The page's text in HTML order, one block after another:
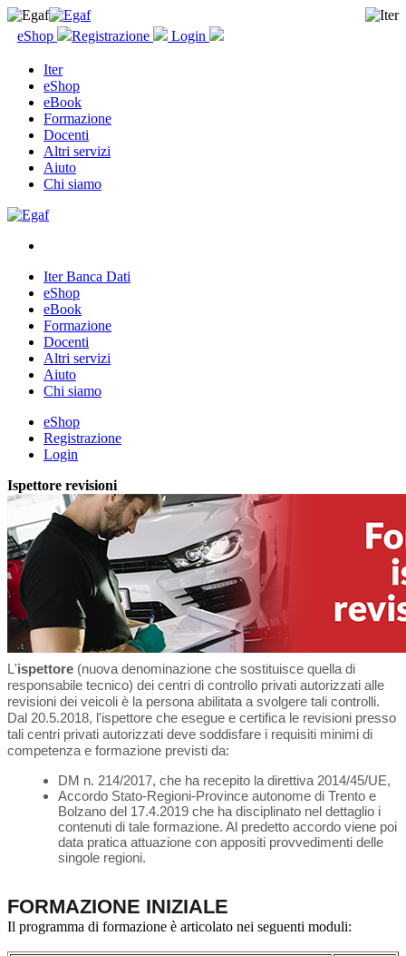
eShop Registrazione Login
Iter
eShop
eBook
Formazione
Docenti
Altri servizi
Aiuto
Chi siamo
Iter Banca Dati
eShop
eBook
Formazione
Docenti
Altri servizi
Aiuto
Chi siamo
eShop
Registrazione
Login
Ispettore revisioni
L'ispettore (nuova denominazione che sostituisce quella di
responsabile tecnico) dei centri di controllo privati autorizzati alle
revisioni dei veicoli è la persona abilitata a svolgere tali controlli.
Dal 20.5.2018, l'ispettore che esegue e certifica le revisioni presso
tali centri privati autorizzati deve soddisfare i requisiti minimi di
competenza e formazione previsti da:
DM n. 214/2017, che ha recepito la direttiva 2014/45/UE,
Accordo Stato-Regioni-Province autonome di Trento e
Bolzano del 17.4.2019 che ha disciplinato nel dettaglio i
contenuti di tale formazione. Al predetto accordo viene poi
data pratica attuazione con appositi provvedimenti delle
singole regioni.
FORMAZIONE INIZIALE
Il programma di formazione è articolato nei seguenti moduli: